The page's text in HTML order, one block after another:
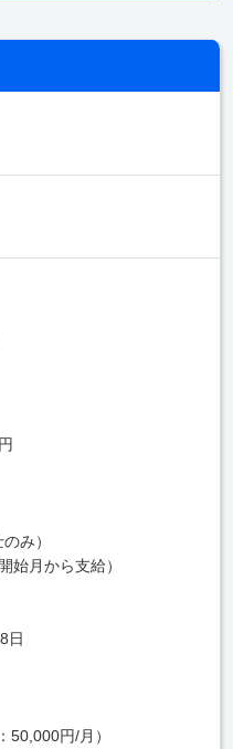
み）
始月から支給）
日
50,000円/月）